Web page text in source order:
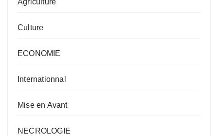
Agriculture
Culture
ECONOMIE
Internationnal
Mise en Avant
NECROLOGIE